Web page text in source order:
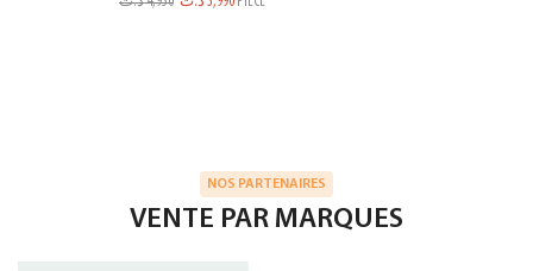
NOS PARTENAIRES
VENTE PAR MARQUES